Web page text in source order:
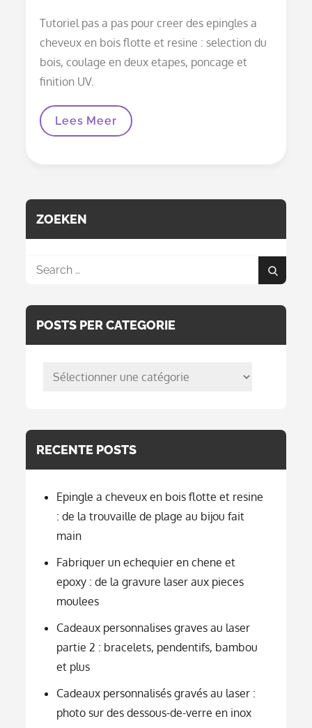
Tutoriel pas a pas pour creer des epingles a
cheveux en bois flotte et resine : selection du
bois, coulage en deux etapes, poncage et
finition UV.
Epingle
Resine
:
De
La
Plage
Fait
Main
Lees Meer
ZOEKEN
Search
Search
POSTS PER CATEGORIE
posts
RECENTE POSTS
Epingle a cheveux en bois flotte et resine
: de la trouvaille de plage au bijou fait
main
Fabriquer un echequier en chene et
epoxy : de la gravure laser aux pieces
moulees
Cadeaux personnalises graves au laser
partie 2 : bracelets, pendentifs, bambou
et plus
Cadeaux personnalisés gravés au laser :
photo sur des dessous-de-verre en inox